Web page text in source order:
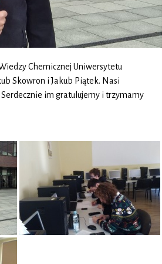
Chemicznej Uniwersytetu
Skowron i Jakub Piątek. Nasi
im gratulujemy i trzymamy